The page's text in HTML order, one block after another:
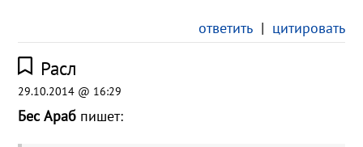
ответить| цитировать
Расл
29.10.2014 @ 16:29
Бес Араб пишет: